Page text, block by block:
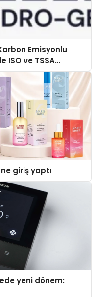
Emisyonlu
ISO ve TSSA
giriş yaptı
yeni dönem: